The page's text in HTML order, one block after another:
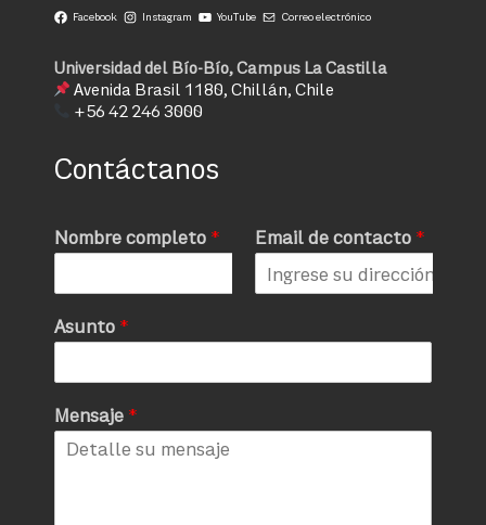
Facebook Instagram YouTube Correo electrónico
Universidad del Bío-Bío, Campus La Castilla
Avenida Brasil 1180, Chillán, Chile
+56 42 246 3000
Contáctanos
Nombre completo * Email de contacto *
Asunto *
Mensaje *